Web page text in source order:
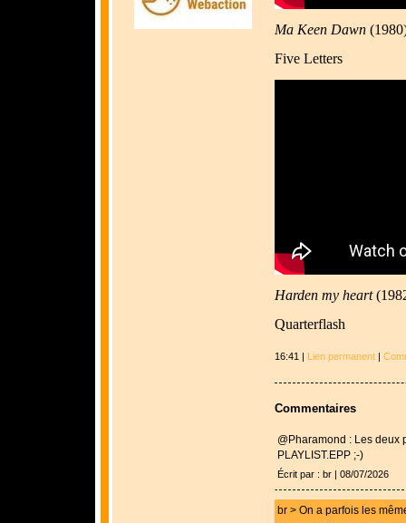
Ma Keen Dawn
Five Letters
Harden my heart
Quarterflash
16:41 | Lien permanent|
Commentaires
@Pharamond : Les deux
PLAYLIST.EPP ;-)
Écrit par : br | 08/07/2026
br > On a parfois les